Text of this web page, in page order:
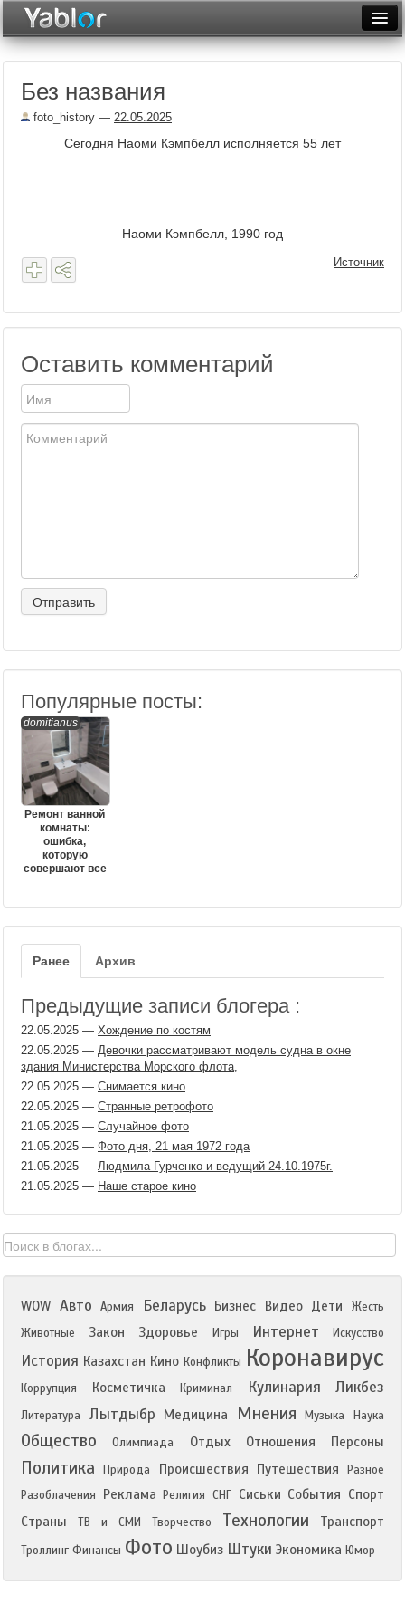
Фототоп
Без названия
foto_history — 22.05.2025
Сегодня Наоми Кэмпбелл исполняется 55 лет
Наоми Кэмпбелл, 1990 год
Источник
Оставить комментарий
Популярные посты:
domitianus
Ремонт ванной
комнаты:
ошибка,
которую
совершают все
Ранее Архив
Предыдущие записи блогера :
22.05.2025 — Хождение по костям
22.05.2025 — Девочки рассматривают модель судна в окне
здания Министерства Морского флота,
22.05.2025 — Снимается кино
22.05.2025 — Странные ретрофото
21.05.2025 — Случайное фото
21.05.2025 — Фото дня, 21 мая 1972 года
21.05.2025 — Людмила Гурченко и ведущий 24.10.1975г.
21.05.2025 — Наше старое кино
WOW Авто Армия Беларусь Бизнес Видео Дети
Жесть
Животные
Закон Здоровье Игры Интернет Искусство
История Казахстан Кино Конфликты Коронавирус
Коррупция Косметичка Криминал Кулинария Ликбез
Литература Лытдыбр Медицина Мнения Музыка Наука
Общество Олимпиада Отдых Отношения Персоны
Политика Природа Происшествия Путешествия
Разное
Разоблачения
Реклама Религия СНГ Сиськи События Спорт
Страны
ТВ и СМИ Творчество Технологии Транспорт
Троллинг Финансы Фото Шоубиз Штуки Экономика Юмор